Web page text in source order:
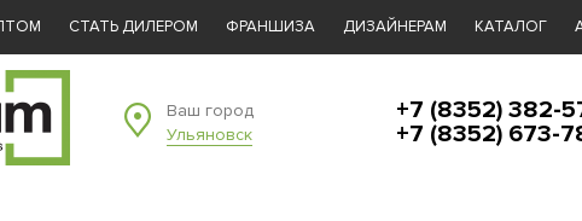
СТАТЬ ДИЛЕРОМ ФРАНШИЗА ДИЗАЙНЕРАМ КАТАЛОГ
Ваш город
Ульяновск
+7 (8352) 382-
+7 (8352) 673-